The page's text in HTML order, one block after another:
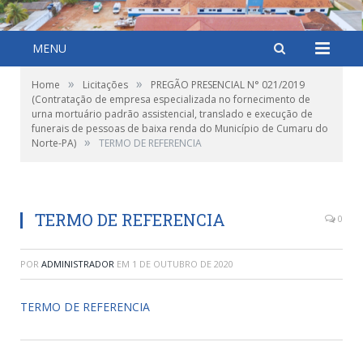
MENU
Home » Licitações »
PREGÃO PRESENCIAL N° 021/2019
(Contratação de empresa especializada no fornecimento de
urna mortuário padrão assistencial, translado e execução de
funerais de pessoas de baixa renda do Município de Cumaru do
Norte-PA) » TERMO DE REFERENCIA
TERMO DE REFERENCIA 0
POR ADMINISTRADOR EM 1 DE OUTUBRO DE 2020
TERMO DE REFERENCIA